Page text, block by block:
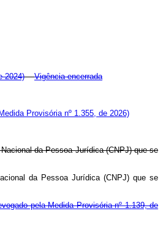
2024)
Vigência encerrada
Provisória nº 1.355, de 2026)
da Pessoa Jurídica (CNPJ) que se
da Pessoa Jurídica (CNPJ) que se
pela Medida Provisória nº 1.139, de